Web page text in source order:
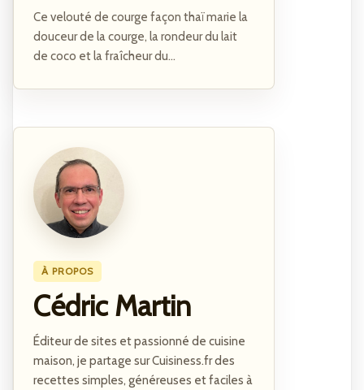
Ce velouté de courge façon thaï marie la
douceur de la courge, la rondeur du lait
de coco et la fraîcheur du...
À PROPOS
Cédric Martin
Éditeur de sites et passionné de cuisine
maison, je partage sur Cuisiness.fr des
recettes simples, généreuses et faciles à